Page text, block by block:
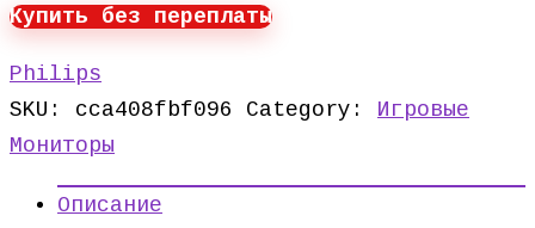
Купить без переплаты
Philips
SKU: cca408fbf096 Category: Игровые
Мониторы
Описание